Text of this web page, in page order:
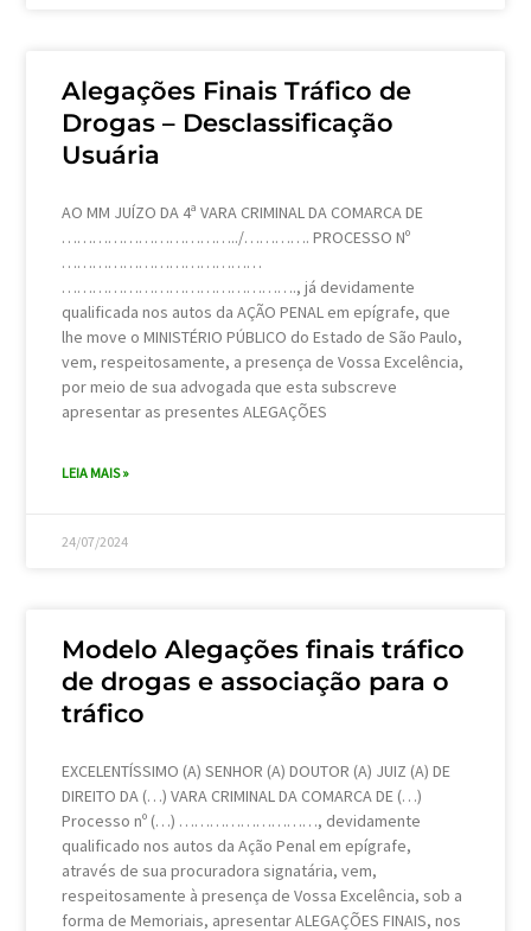
Alegações Finais Tráfico de
Drogas – Desclassificação
Usuária
AO MM JUÍZO DA 4ª VARA CRIMINAL DA COMARCA DE
……………………………../…………. PROCESSO Nº
…………………………………
………………………………………., já devidamente
qualificada nos autos da AÇÃO PENAL em epígrafe, que
lhe move o MINISTÉRIO PÚBLICO do Estado de São Paulo,
vem, respeitosamente, a presença de Vossa Excelência,
por meio de sua advogada que esta subscreve
apresentar as presentes ALEGAÇÕES
LEIA MAIS »
24/07/2024
Modelo Alegações finais tráfico
de drogas e associação para o
tráfico
EXCELENTÍSSIMO (A) SENHOR (A) DOUTOR (A) JUIZ (A) DE
DIREITO DA (…) VARA CRIMINAL DA COMARCA DE (…)
Processo nº (…) ………………………, devidamente
qualificado nos autos da Ação Penal em epígrafe,
através de sua procuradora signatária, vem,
respeitosamente à presença de Vossa Excelência, sob a
forma de Memoriais, apresentar ALEGAÇÕES FINAIS, nos